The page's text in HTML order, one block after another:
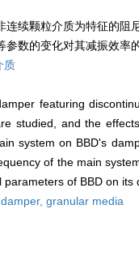
连续颗粒介质为特征的
数的变化对其减振效率
质
featuring
studied, and the
system on BBD's
of the main
of BBD on its
damper, granular media